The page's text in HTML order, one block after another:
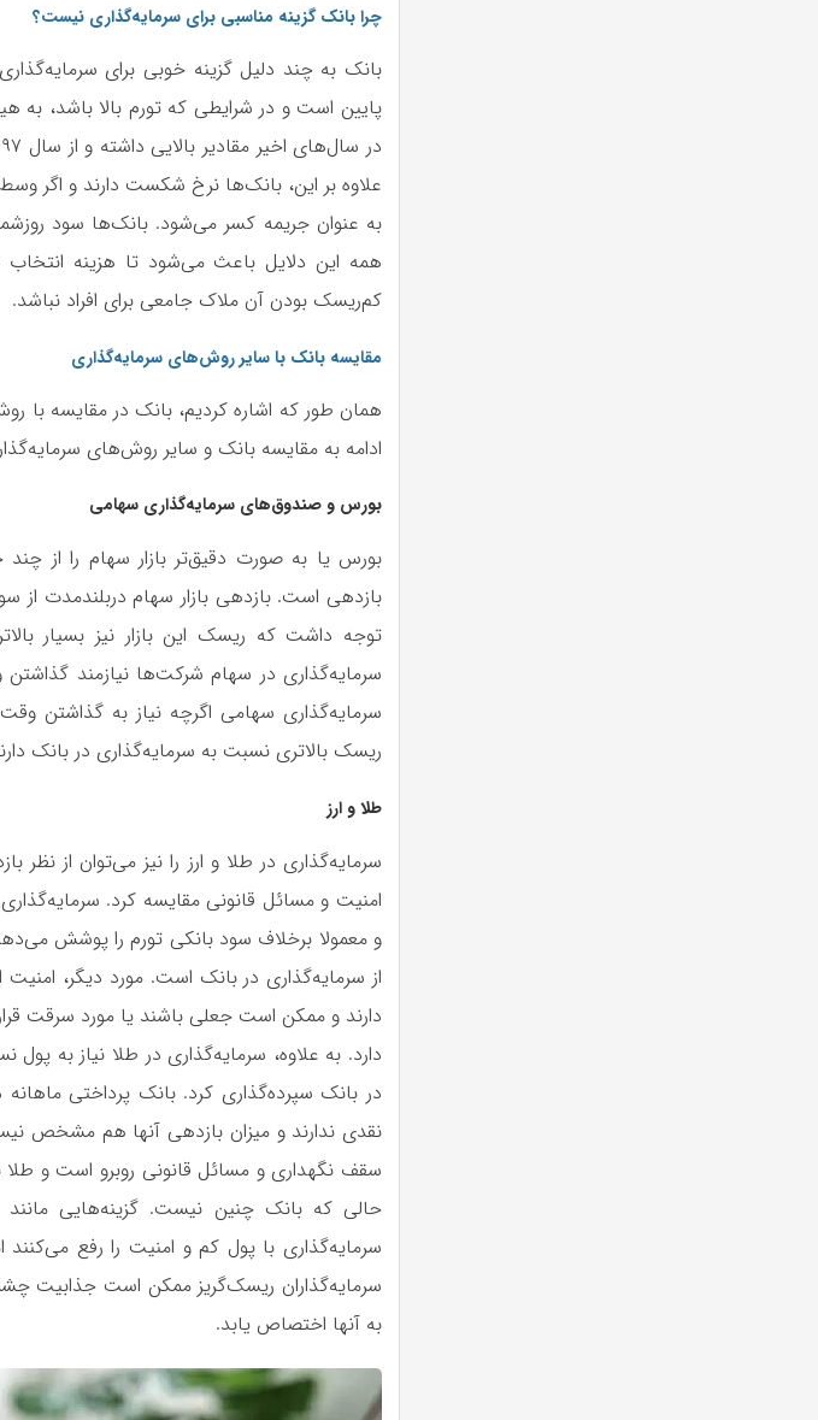
چرا بانک گزینه مناسبی برای سرمایه‌گذاری نیست؟
بانک به چند دلیل گزینه خوبی برای
پایین است و در شرایطی که تورم بالا باشد، به
علاوه بر این، بانک‌ها نرخ شکست دارند و اگر
به عنوان جریمه کسر می‌شود. بانک‌ها سود
همه این دلایل باعث می‌شود تا هزینه انتخاب
کم‌ریسک بودن آن ملاک جامعی برای افراد نباشد.
مقایسه بانک با سایر روش‌های سرمایه‌گذاری
همان طور که اشاره کردیم، بانک در مقایسه با
ادامه به مقایسه بانک و سایر روش‌های سرمایه‌‎گذاری به طور خاص می‌پردازیم.
بورس و صندوق‌های سرمایه‌گذاری سهامی
بورس یا به صورت دقیق‌تر بازار سهام را از
بازدهی است. بازدهی بازار سهام دربلندمدت از
توجه داشت که ریسک این بازار نیز بسیار
سرمایه‌گذاری در سهام شرکت‌ها نیازمند
سرمایه‌گذاری سهامی اگرچه نیاز به گذاشتن
ریسک بالاتری نسبت به سرمایه‌گذاری در بانک
طلا و ارز
سرمایه‌گذاری در طلا و ارز را نیز می‌توان از نظر
امنیت و مسائل قانونی مقایسه کرد. سرمایه‌گذاری
و معمولا برخلاف سود بانکی تورم را پوشش
از سرمایه‌گذاری در بانک است. مورد دیگر،
دارند و ممکن است جعلی باشند یا مورد سرقت
دارد. به علاوه، سرمایه‌گذاری در طلا نیاز به
در بانک سپرده‌گذاری کرد. بانک پرداختی
نقدی ندارند و میزان بازدهی آنها هم مشخص
سقف نگهداری و مسائل قانونی روبرو است و طلا
حالی که بانک چنین نیست. گزینه‌هایی مانند
سرمایه‌گذاری با پول کم و امنیت را رفع
سرمایه‌گذاران ریسک‌گریز ممکن است جذابیت
به آنها اختصاص یابد.